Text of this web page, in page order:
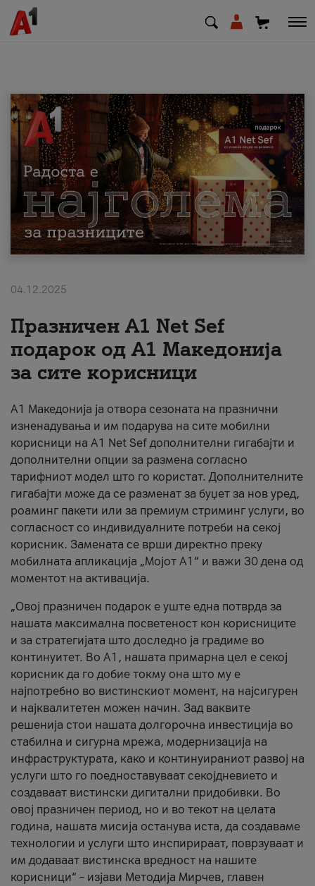
МК EN SQ
Приватни Деловни
Поддршка
Надополни кредит
За нас
#ПодобарОнлајн
04.12.2025
Празничен A1 Net Sеf
подарок од А1 Македонија
за сите корисници
А1 Македонија ја отвора сезоната на празнични
изненадувања и им подарува на сите мобилни
корисници на A1 Net Sef дополнителни гигабајти и
дополнителни опции за размена согласно
тарифниот модел што го користат. Дополнителните
гигабајти може да се разменат за буџет за нов уред,
роаминг пакети или за премиум стриминг услуги, во
согласност со индивидуалните потреби на секој
корисник. Замената се врши директно преку
мобилната апликација „Мојот А1“ и важи 30 дена од
моментот на активација.
„Овој празничен подарок е уште една потврда за
нашата максимална посветеност кон корисниците
и за стратегијата што доследно ја градиме во
континуитет. Во А1, нашата примарна цел е секој
корисник да го добие токму она што му е
најпотребно во вистинскиот момент, на најсигурен
и најквалитетен можен начин. Зад ваквите
решенија стои нашата долгорочна инвестиција во
стабилна и сигурна мрежа, модернизација на
инфраструктурата, како и континуираниот развој на
услуги што го поедноставуваат секојдневието и
создаваат вистински дигитални придобивки. Во
овој празничен период, но и во текот на целата
година, нашата мисија останува иста, да создаваме
технологии и услуги што инспирираат, поврзуваат и
им додаваат вистинска вредност на нашите
корисници“ – изјави Методија Мирчев, главен